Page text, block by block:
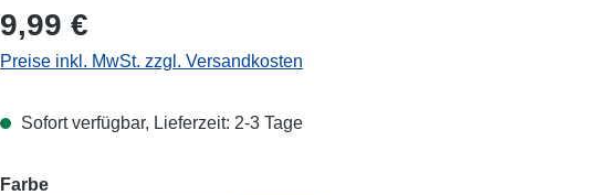
Regulärer Preis:
9,99 €
Preise inkl. MwSt. zzgl. Versandkosten
Sofort verfügbar, Lieferzeit: 2-3 Tage
Farbe